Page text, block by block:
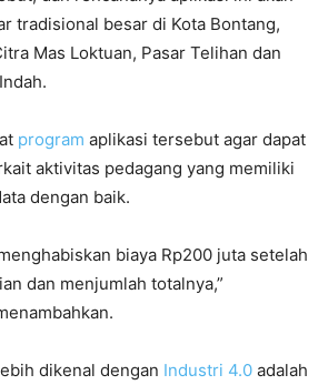
tradisional besar di Kota Bontang,
Mas Loktuan, Pasar Telihan dan
program aplikasi tersebut agar dapat
aktivitas pedagang yang memiliki
dengan baik.
biaya Rp200 juta setelah
dan menjumlah totalnya,”
dikenal dengan Industri 4.0 adalah